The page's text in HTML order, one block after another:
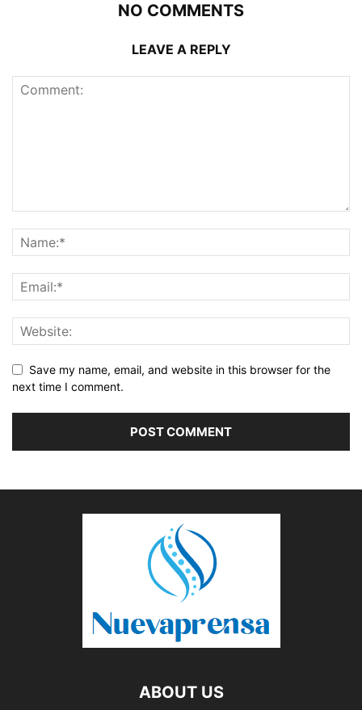
NO COMMENTS
LEAVE A REPLY
Save my name, email, and website in this browser for the
next time I comment.
ABOUT US